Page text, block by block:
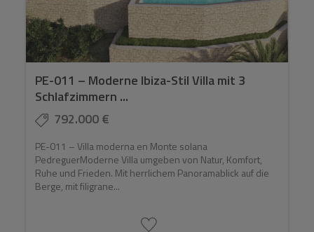
PE-011 – Moderne Ibiza-Stil Villa mit 3
Schlafzimmern ...
792.000 €
PE-011 – Villa moderna en Monte solana
PedreguerModerne Villa umgeben von Natur, Komfort,
Ruhe und Frieden. Mit herrlichem Panoramablick auf die
Berge, mit filigrane...